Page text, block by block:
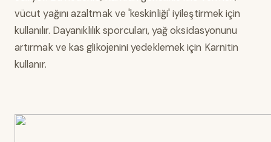
vücut yağını azaltmak ve 'keskinliği' iyileştirmek için
kullanılır. Dayanıklılık sporcuları, yağ oksidasyonunu
artırmak ve kas glikojenini yedeklemek için Karnitin
kullanır.